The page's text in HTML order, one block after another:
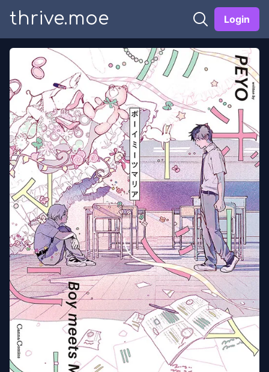
thrive.moe Login